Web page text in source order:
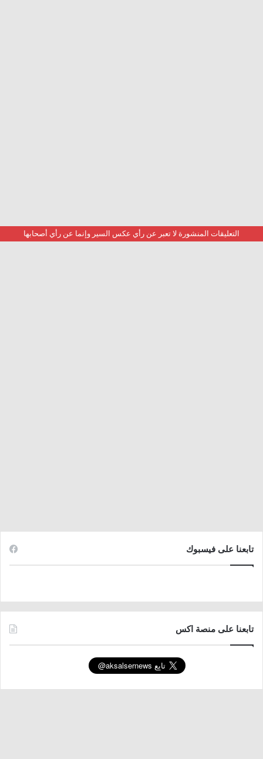
التعليقات المنشورة لا تعبر عن رأي عكس السير وإنما عن رأي أصحابها
تابعنا على فيسبوك
تابعنا على منصة اكس